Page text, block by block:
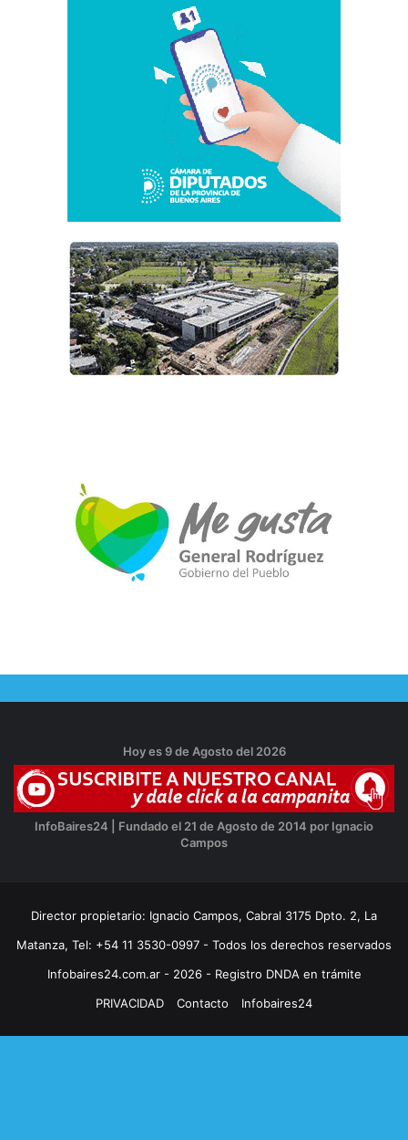
Hoy es 9 de Agosto del 2026
InfoBaires24 | Fundado el 21 de Agosto de 2014 por Ignacio
Campos
Director propietario: Ignacio Campos, Cabral 3175 Dpto. 2, La
Matanza, Tel: +54 11 3530-0997 - Todos los derechos reservados
Infobaires24.com.ar - 2026 - Registro DNDA en trámite
PRIVACIDAD
Contacto Infobaires24